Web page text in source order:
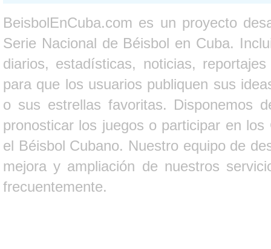
BeisbolEnCuba.com es un proyecto
Serie Nacional de Béisbol en Cuba.
diarios, estadísticas, noticias,
para que los usuarios publiquen sus
o sus estrellas favoritas. Disponemos
pronosticar los juegos o participar en
el Béisbol Cubano. Nuestro equipo de
mejora y ampliación de nuestros
frecuentemente.